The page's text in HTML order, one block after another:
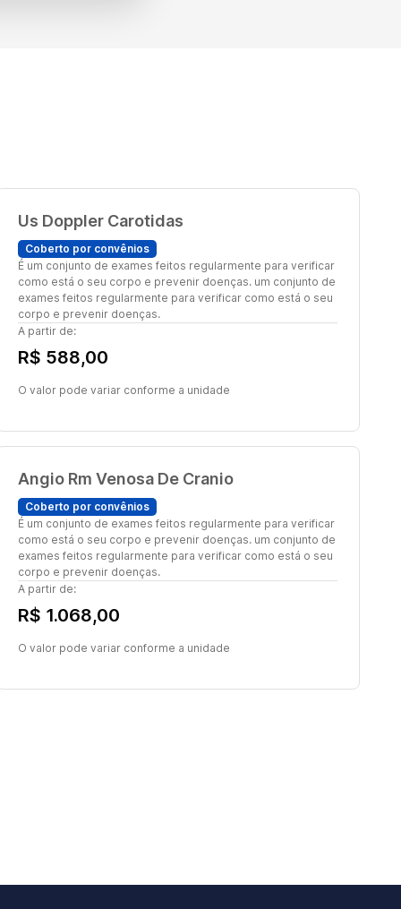
Us Doppler Carotidas
Coberto por convênios
É um conjunto de exames feitos regularmente para verificar
como está o seu corpo e prevenir doenças. um conjunto de
exames feitos regularmente para verificar como está o seu
corpo e prevenir doenças.
A partir de:
R$ 588,00
O valor pode variar conforme a unidade
Angio Rm Venosa De Cranio
Coberto por convênios
É um conjunto de exames feitos regularmente para verificar
como está o seu corpo e prevenir doenças. um conjunto de
exames feitos regularmente para verificar como está o seu
corpo e prevenir doenças.
A partir de:
R$ 1.068,00
O valor pode variar conforme a unidade